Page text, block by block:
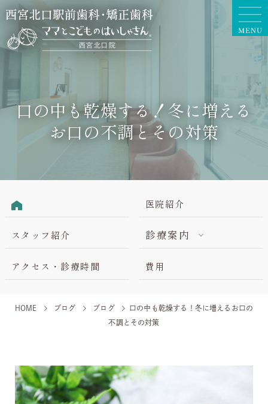
口の中も乾燥する！冬に増える
お口の不調とその対策
医院紹介
スタッフ紹介 診療案内
アクセス・診療時間 費用
HOME ブログ ブログ
口の中も乾燥する！冬に増えるお口の
不調とその対策